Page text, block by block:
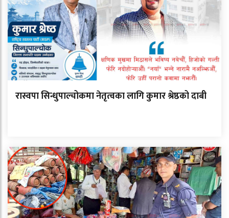
रास्वपा सिन्धुपाल्चोकमा नेतृत्वका लागि कुमार श्रेष्ठको दाबी